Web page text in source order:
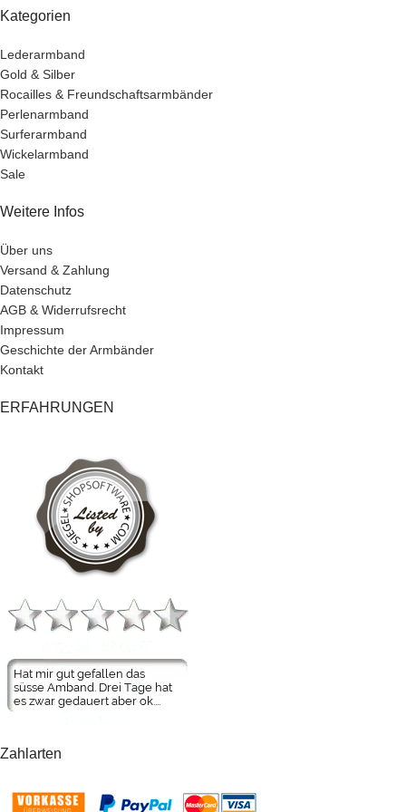
Kategorien
Lederarmband
Gold & Silber
Rocailles & Freundschaftsarmbänder
Perlenarmband
Surferarmband
Wickelarmband
Sale
Weitere Infos
Über uns
Versand & Zahlung
Datenschutz
AGB & Widerrufsrecht
Impressum
Geschichte der Armbänder
Kontakt
ERFAHRUNGEN
Zahlarten